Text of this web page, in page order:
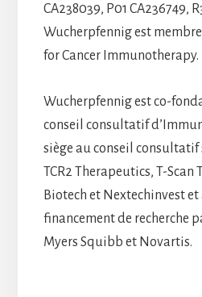
CA238039, P01 CA236749,
Wucherpfennig est
for Cancer Immunotherapy.
Wucherpfennig est co-
conseil consultatif
siège au conseil
TCR2 Therapeutics, T-Scan
Biotech et Nextechinvest et
financement de recherche
Myers Squibb et Novartis.